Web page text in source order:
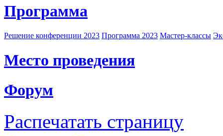
Программа
Решение конференции 2023 Программа 2023 Мастер-классы
Место проведения
Форум
Распечатать страницу